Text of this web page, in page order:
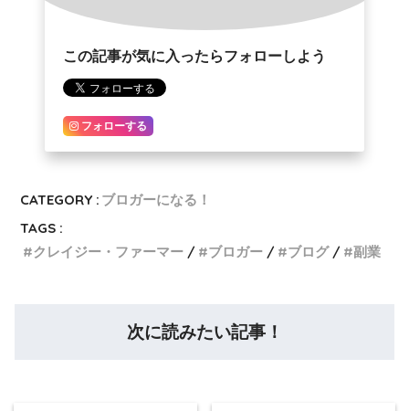
この記事が気に入ったらフォローしよう
フォローする
CATEGORY : ブロガーになる！
TAGS :
クレイジー・ファーマー
ブロガー ブログ 副業
次に読みたい記事！